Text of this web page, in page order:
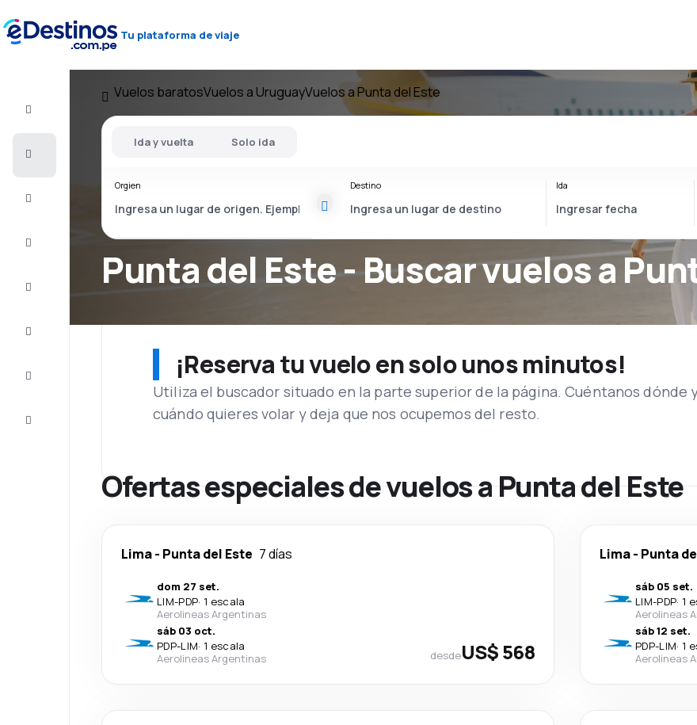
Tu plataforma de viaje
Completa
Vuelos baratosVuelos a UruguayVuelos a Punta del Este
Punta del Este - Buscar vuelos a
Ida y vuelta Solo ida
Orgien Destino Ida
¡Reserva tu vuelo en solo unos minutos!
Utiliza el buscador situado en la parte superior de la página. Cuéntanos dónde
cuándo quieres volar y deja que nos ocupemos del resto.
Ofertas especiales de vuelos a Punta del Este
Lima- Punta del Este 7 días
dom 27 set.
LIM-PDP· 1 escala
Aerolineas Argentinas
sáb 03 oct.
PDP-LIM· 1 escala
Aerolineas Argentinas
desdeUS$ 568
Lima- Punta
sáb 05 set.
LIM-PDP· 1
Aerolineas
sáb 12 set.
PDP-LIM· 1
Aerolineas